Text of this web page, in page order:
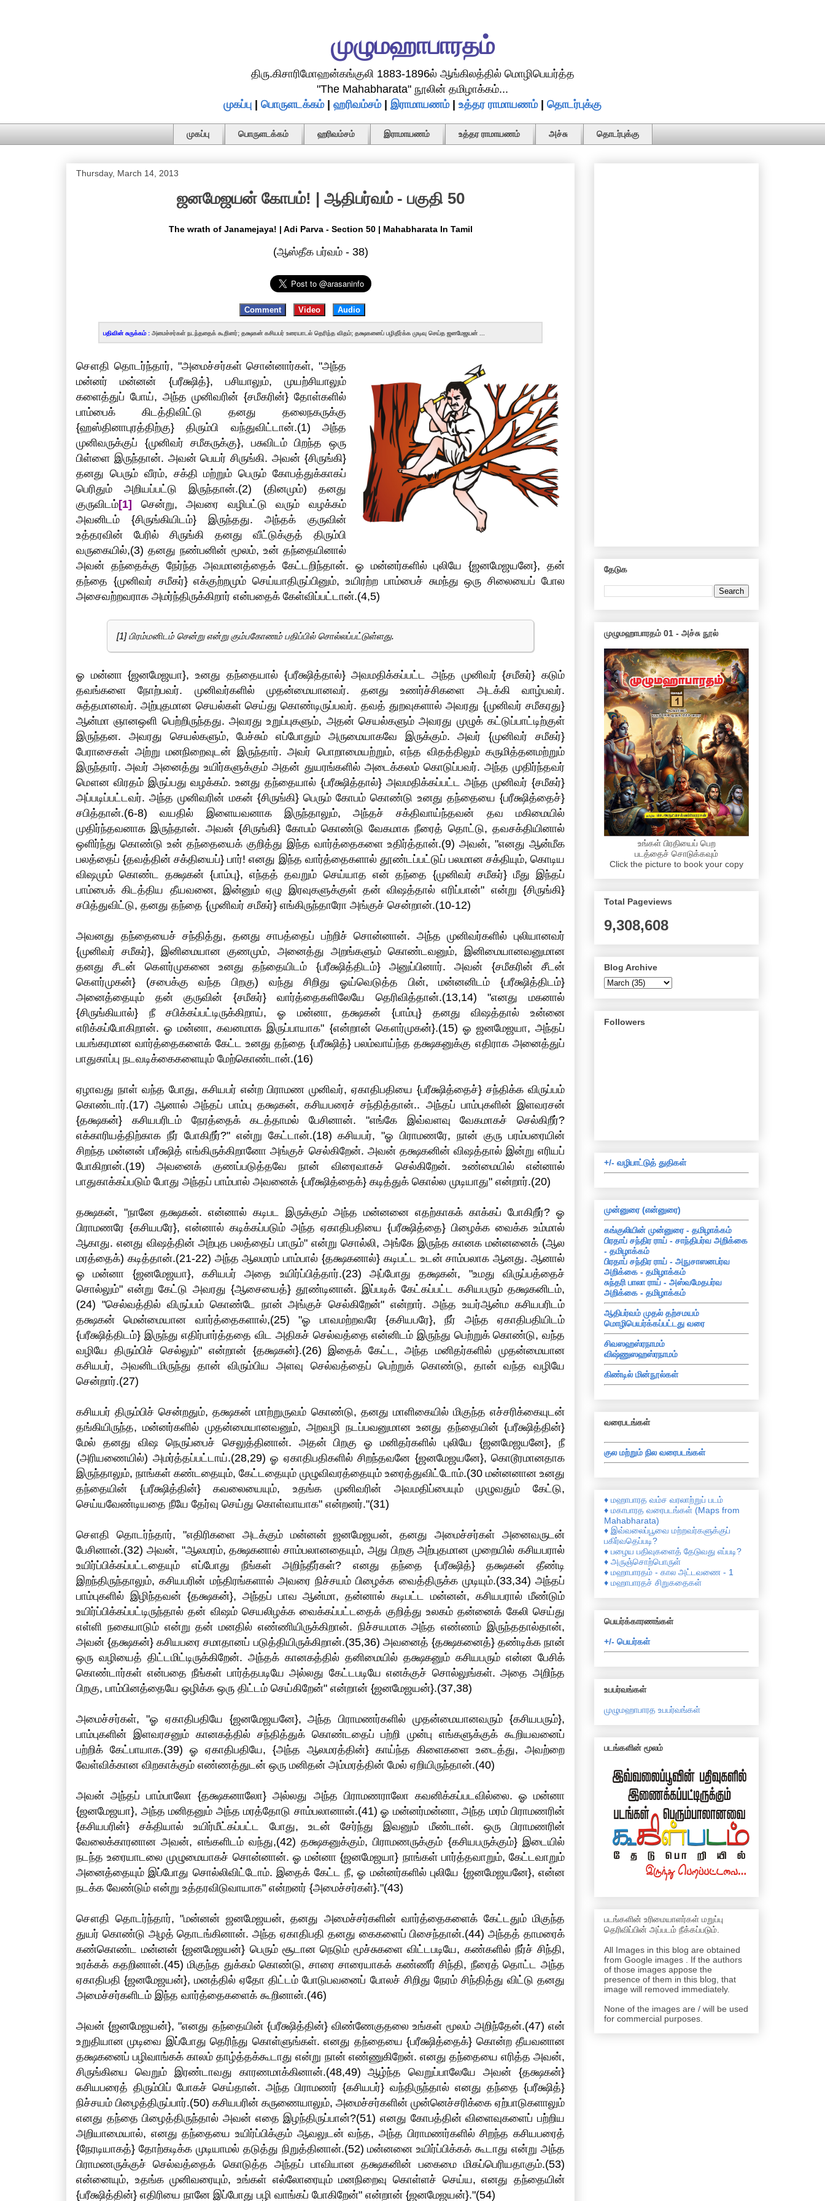
முழுமஹாபாரதம்
திரு.கிசாரிமோஹன்கங்குலி 1883-1896ல் ஆங்கிலத்தில் மொழிபெயர்த்த
"The Mahabharata" நூலின் தமிழாக்கம்...
முகப்பு
பொருளடக்கம்| ஹரிவம்சம்| இராமாயணம்| உத்தர ராமாயணம்| தொடர்புக்கு
முகப்பு பொருளடக்கம் ஹரிவம்சம் இராமாயணம் உத்தர ராமாயணம் அச்சு தொடர்புக்கு
Thursday, March 14, 2013
ஜனமேஜயன் கோபம்! | ஆதிபர்வம் - பகுதி 50
The wrath of Janamejaya! | Adi Parva - Section 50 | Mahabharata In Tamil
(ஆஸ்தீக பர்வம் - 38)
Comment Video Audio
பதிவின் சுருக்கம் : அமைச்சர்கள் நடந்ததைக் கூறினர்; தக்ஷகன் கசியபர் உரையாடல் தெரிந்த விதம்; தக்ஷகனைப் பழிதீர்க்க முடிவு செய்த ஜனமேஜயன் ...
சௌதி தொடர்ந்தார், "அமைச்சர்கள் சொன்னார்கள், "அந்த
மன்னர் மன்னன் {பரீக்ஷித்}, பசியாலும், முயற்சியாலும்
களைத்துப் போய், அந்த முனிவரின் {சமீகரின்} தோள்களில்
பாம்பைக் கிடத்திவிட்டு தனது தலைநகருக்கு
{ஹஸ்தினாபுரத்திற்கு} திரும்பி வந்துவிட்டான்.(1) அந்த
முனிவருக்குப் {முனிவர் சமீகருக்கு}, பசுவிடம் பிறந்த ஒரு
பிள்ளை இருந்தான். அவன் பெயர் சிருங்கி. அவன் {சிருங்கி}
தனது பெரும் வீரம், சக்தி மற்றும் பெரும் கோபத்துக்காகப்
பெரிதும் அறியப்பட்டு இருந்தான்.(2) (தினமும்) தனது
குருவிடம்[1]
சென்று, அவரை வழிபட்டு வரும் வழக்கம்
அவனிடம் {சிருங்கியிடம்} இருந்தது. அந்தக் குருவின்
உத்தரவின் பேரில் சிருங்கி தனது வீட்டுக்குத் திரும்பி
வருகையில்,(3) தனது நண்பனின் மூலம், உன் தந்தையினால்
அவன் தந்தைக்கு நேர்ந்த அவமானத்தைக் கேட்டறிந்தான். ஓ மன்னர்களில் புலியே {ஜனமேஜயனே}, தன்
தந்தை {முனிவர் சமீகர்} எக்குற்றமும் செய்யாதிருப்பினும், உயிரற்ற பாம்பைச் சுமந்து ஒரு சிலையைப் போல
அசைவற்றவராக அமர்ந்திருக்கிறார் என்பதைக் கேள்விப்பட்டான்.(4,5)
[1] பிரம்மனிடம் சென்று என்று கும்பகோணம் பதிப்பில் சொல்லப்பட்டுள்ளது.
ஓ மன்னா {ஜனமேஜயா}, உனது தந்தையால் {பரீக்ஷித்தால்} அவமதிக்கப்பட்ட அந்த முனிவர் {சமீகர்} கடும்
தவங்களை நோற்பவர். முனிவர்களில் முதன்மையானவர். தனது உணர்ச்சிகளை அடக்கி வாழ்பவர்.
சுத்தமானவர். அற்புதமான செயல்கள் செய்து கொண்டிருப்பவர். தவத் துறவுகளால் அவரது {முனிவர் சமீகரது}
ஆன்மா ஞானஒளி பெற்றிருந்தது. அவரது உறுப்புகளும், அதன் செயல்களும் அவரது முழுக் கட்டுப்பாட்டிற்குள்
இருந்தன. அவரது செயல்களும், பேச்சும் எப்போதும் அருமையாகவே இருக்கும். அவர் {முனிவர் சமீகர்}
பேராசைகள் அற்று மனநிறைவுடன் இருந்தார். அவர் பொறாமையற்றும், எந்த விதத்திலும் கருமித்தனமற்றும்
இருந்தார். அவர் அனைத்து உயிர்களுக்கும் அதன் துயரங்களில் அடைக்கலம் கொடுப்பவர். அந்த முதிர்ந்தவர்
மௌன விரதம் இருப்பது வழக்கம். உனது தந்தையால் {பரீக்ஷித்தால்} அவமதிக்கப்பட்ட அந்த முனிவர் {சமீகர்}
அப்படிப்பட்டவர். அந்த முனிவரின் மகன் {சிருங்கி} பெரும் கோபம் கொண்டு உனது தந்தையை {பரீக்ஷித்தைச்}
சபித்தான்.(6-8) வயதில் இளையவனாக இருந்தாலும், அந்தச் சக்திவாய்ந்தவன் தவ மகிமையில்
முதிர்ந்தவனாக இருந்தான். அவன் {சிருங்கி} கோபம் கொண்டு வேகமாக நீரைத் தொட்டு, தவசக்தியினால்
ஒளிர்ந்து கொண்டு உன் தந்தையைக் குறித்து இந்த வார்த்தைகளை உதிர்த்தான்.(9) அவன், "எனது ஆன்மீக
பலத்தைப் {தவத்தின் சக்தியைப்} பார்! எனது இந்த வார்த்தைகளால் தூண்டப்பட்டுப் பலமான சக்தியும், கொடிய
விஷமும் கொண்ட தக்ஷகன் {பாம்பு}, எந்தத் தவறும் செய்யாத என் தந்தை {முனிவர் சமீகர்} மீது இந்தப்
பாம்பைக் கிடத்திய தீயவனை, இன்னும் ஏழு இரவுகளுக்குள் தன் விஷத்தால் எரிப்பான்" என்று {சிருங்கி}
சபித்துவிட்டு, தனது தந்தை {முனிவர் சமீகர்} எங்கிருந்தாரோ அங்குச் சென்றான்.(10-12)
அவனது தந்தையைச் சந்தித்து, தனது சாபத்தைப் பற்றிச் சொன்னான். அந்த முனிவர்களில் புலியானவர்
{முனிவர் சமீகர்}, இனிமையான குணமும், அனைத்து அறங்களும் கொண்டவனும், இனிமையானவனுமான
தனது சீடன் கௌர்முகனை உனது தந்தையிடம் {பரீக்ஷித்திடம்} அனுப்பினார். அவன் {சமீகரின் சீடன்
கௌர்முகன்} (சபைக்கு வந்த பிறகு) வந்து சிறிது ஓய்வெடுத்த பின், மன்னனிடம் {பரீக்ஷித்திடம்}
அனைத்தையும் தன் குருவின் {சமீகர்} வார்த்தைகளிலேயே தெரிவித்தான்.(13,14) "எனது மகனால்
{சிருங்கியால்} நீ சபிக்கப்பட்டிருக்கிறாய், ஓ மன்னா, தக்ஷகன் {பாம்பு} தனது விஷத்தால் உன்னை
எரிக்கப்போகிறான். ஓ மன்னா, கவனமாக இருப்பாயாக" {என்றான் கௌர்முகன்}.(15) ஓ ஜனமேஜயா, அந்தப்
பயங்கரமான வார்த்தைகளைக் கேட்ட உனது தந்தை {பரீக்ஷித்} பலம்வாய்ந்த தக்ஷகனுக்கு எதிராக அனைத்துப்
பாதுகாப்பு நடவடிக்கைகளையும் மேற்கொண்டான்.(16)
ஏழாவது நாள் வந்த போது, கசியபர் என்ற பிராமண முனிவர், ஏகாதிபதியை {பரீக்ஷித்தைச்} சந்திக்க விருப்பம்
கொண்டார்.(17) ஆனால் அந்தப் பாம்பு தக்ஷகன், கசியபரைச் சந்தித்தான்.. அந்தப் பாம்புகளின் இளவரசன்
{தக்ஷகன்} கசியபரிடம் நேரத்தைக் கடத்தாமல் பேசினான். "எங்கே இவ்வளவு வேகமாகச் செல்கிறீர்?
எக்காரியத்திற்காக நீர் போகிறீர்?" என்று கேட்டான்.(18) கசியபர், "ஓ பிராமணரே, நான் குரு பரம்பரையின்
சிறந்த மன்னன் பரீக்ஷித் எங்கிருக்கிறானோ அங்குச் செல்கிறேன். அவன் தக்ஷகனின் விஷத்தால் இன்று எரியப்
போகிறான்.(19) அவனைக் குணப்படுத்தவே நான் விரைவாகச் செல்கிறேன். உண்மையில் என்னால்
பாதுகாக்கப்படும் போது அந்தப் பாம்பால் அவனைக் {பரீக்ஷித்தைக்} கடித்துக் கொல்ல முடியாது" என்றார்.(20)
தக்ஷகன், "நானே தக்ஷகன். என்னால் கடிபட இருக்கும் அந்த மன்னனை எதற்காகக் காக்கப் போகிறீர்? ஓ
பிராமணரே {கசியபரே}, என்னால் கடிக்கப்படும் அந்த ஏகாதிபதியை {பரீக்ஷித்தை} பிழைக்க வைக்க உம்மால்
ஆகாது. எனது விஷத்தின் அற்புத பலத்தைப் பாரும்" என்று சொல்லி, அங்கே இருந்த கானக மன்னனைக் (ஆல
மரத்தைக்) கடித்தான்.(21-22) அந்த ஆலமரம் பாம்பால் {தக்ஷகனால்} கடிபட்ட உடன் சாம்பலாக ஆனது. ஆனால்
ஓ மன்னா {ஜனமேஜயா}, கசியபர் அதை உயிர்ப்பித்தார்.(23) அப்போது தக்ஷகன், "உமது விருப்பத்தைச்
சொல்லும்" என்று கேட்டு அவரது {ஆசையைத்} தூண்டினான். இப்படிக் கேட்கப்பட்ட கசியபரும் தக்ஷகனிடம்,
(24) "செல்வத்தில் விருப்பம் கொண்டே நான் அங்குச் செல்கிறேன்" என்றார். அந்த உயர்ஆன்ம கசியபரிடம்
தக்ஷகன் மென்மையான வார்த்தைகளால்,(25) "ஓ பாவமற்றவரே {கசியபரே}, நீர் அந்த ஏகாதிபதியிடம்
{பரீக்ஷித்திடம்} இருந்து எதிர்பார்த்ததை விட அதிகச் செல்வத்தை என்னிடம் இருந்து பெற்றுக் கொண்டு, வந்த
வழியே திரும்பிச் செல்லும்" என்றான் {தக்ஷகன்}.(26) இதைக் கேட்ட, அந்த மனிதர்களில் முதன்மையான
கசியபர், அவனிடமிருந்து தான் விரும்பிய அளவு செல்வத்தைப் பெற்றுக் கொண்டு, தான் வந்த வழியே
சென்றார்.(27)
கசியபர் திரும்பிச் சென்றதும், தக்ஷகன் மாற்றுருவம் கொண்டு, தனது மாளிகையில் மிகுந்த எச்சரிக்கையுடன்
தங்கியிருந்த, மன்னர்களில் முதன்மையானவனும், அறவழி நடப்பவனுமான உனது தந்தையின் {பரீக்ஷித்தின்}
மேல் தனது விஷ நெருப்பைச் செலுத்தினான். அதன் பிறகு ஓ மனிதர்களில் புலியே {ஜனமேஜயனே}, நீ
(அரியணையில்) அமர்த்தப்பட்டாய்.(28,29) ஓ ஏகாதிபதிகளில் சிறந்தவனே {ஜனமேஜயனே}, கொடூரமானதாக
இருந்தாலும், நாங்கள் கண்டதையும், கேட்டதையும் முழுவிவரத்தையும் உரைத்துவிட்டோம்.(30 மன்னனான உனது
தந்தையின் {பரீக்ஷித்தின்} கவலையையும், உதங்க முனிவரின் அவமதிப்பையும் முழுவதும் கேட்டு,
செய்யவேண்டியதை நீயே தேர்வு செய்து கொள்வாயாக" என்றனர்."(31)
சௌதி தொடர்ந்தார், "எதிரிகளை அடக்கும் மன்னன் ஜனமேஜயன், தனது அமைச்சர்கள் அனைவருடன்
பேசினான்.(32) அவன், "ஆலமரம், தக்ஷகனால் சாம்பலானதையும், அது பிறகு அற்புதமான முறையில் கசியபரால்
உயிர்ப்பிக்கப்பட்டதையும் எப்போது நீங்கள் அறிந்தீர்கள்? எனது தந்தை {பரீக்ஷித்} தக்ஷகன் தீண்டி
இறந்திருந்தாலும், கசியபரின் மந்திரங்களால் அவரை நிச்சயம் பிழைக்க வைத்திருக்க முடியும்.(33,34) அந்தப்
பாம்புகளில் இழிந்தவன் {தக்ஷகன்}, அந்தப் பாவ ஆன்மா, தன்னால் கடிபட்ட மன்னன், கசியபரால் மீண்டும்
உயிர்ப்பிக்கப்பட்டிருந்தால் தன் விஷம் செயலிழக்க வைக்கப்பட்டதைக் குறித்து உலகம் தன்னைக் கேலி செய்து
எள்ளி நகையாடும் என்று தன் மனதில் எண்ணியிருக்கிறான். நிச்சயமாக அந்த எண்ணம் இருந்ததால்தான்,
அவன் {தக்ஷகன்} கசியபரை சமாதானப் படுத்தியிருக்கிறான்.(35,36) அவனைத் {தக்ஷகனைத்} தண்டிக்க நான்
ஒரு வழியைத் திட்டமிட்டிருக்கிறேன். அந்தக் கானகத்தில் தனிமையில் தக்ஷகனும் கசியபரும் என்ன பேசிக்
கொண்டார்கள் என்பதை நீங்கள் பார்த்தபடியே அல்லது கேட்டபடியே எனக்குச் சொல்லுங்கள். அதை அறிந்த
பிறகு, பாம்பினத்தையே ஒழிக்க ஒரு திட்டம் செய்கிறேன்" என்றான் {ஜனமேஜயன்}.(37,38)
அமைச்சர்கள், "ஓ ஏகாதிபதியே {ஜனமேஜயனே}, அந்த பிராமணர்களில் முதன்மையானவரும் {கசியபரும்},
பாம்புகளின் இளவரசனும் கானகத்தில் சந்தித்துக் கொண்டதைப் பற்றி முன்பு எங்களுக்குக் கூறியவனைப்
பற்றிக் கேட்பாயாக.(39) ஓ ஏகாதிபதியே, {அந்த ஆலமரத்தின்} காய்ந்த கிளைகளை உடைத்து, அவற்றை
வேள்விக்கான விறகாக்கும் எண்ணத்துடன் ஒரு மனிதன் அம்மரத்தின் மேல் ஏறியிருந்தான்.(40)
அவன் அந்தப் பாம்பாலோ {தக்ஷகனாலோ} அல்லது அந்த பிராமணராலோ கவனிக்கப்படவில்லை. ஓ மன்னா
{ஜனமேஜயா}, அந்த மனிதனும் அந்த மரத்தோடு சாம்பலானான்.(41) ஓ மன்னர்மன்னா, அந்த மரம் பிராமணரின்
{கசியபரின்} சக்தியால் உயிர்மீட்கப்பட்ட போது, உடன் சேர்ந்து இவனும் மீண்டான். ஒரு பிராமணரின்
வேலைக்காரனான அவன், எங்களிடம் வந்து,(42) தக்ஷகனுக்கும், பிராமணருக்கும் {கசியபருக்கும்} இடையில்
நடந்த உரையாடலை முழுமையாகச் சொன்னான். ஓ மன்னா {ஜனமேஜயா} நாங்கள் பார்த்தவாறும், கேட்டவாறும்
அனைத்தையும் இப்போது சொல்லிவிட்டோம். இதைக் கேட்ட நீ, ஓ மன்னர்களில் புலியே {ஜனமேஜயனே}, என்ன
நடக்க வேண்டும் என்று உத்தரவிடுவாயாக" என்றனர் {அமைச்சர்கள்}."(43)
சௌதி தொடர்ந்தார், "மன்னன் ஜனமேஜயன், தனது அமைச்சர்களின் வார்த்தைகளைக் கேட்டதும் மிகுந்த
துயர் கொண்டு அழத் தொடங்கினான். அந்த ஏகாதிபதி தனது கைகளைப் பிசைந்தான்.(44) அந்தத் தாமரைக்
கண்கொண்ட மன்னன் {ஜனமேஜயன்} பெரும் சூடான நெடும் மூச்சுகளை விட்டபடியே, கண்களில் நீர்ச் சிந்தி,
உரக்கக் கதறினான்.(45) மிகுந்த துக்கம் கொண்டு, சாரை சாரையாகக் கண்ணீர் சிந்தி, நீரைத் தொட்ட அந்த
ஏகாதிபதி {ஜனமேஜயன்}, மனத்தில் ஏதோ திட்டம் போடுபவனைப் போலச் சிறிது நேரம் சிந்தித்து விட்டு தனது
அமைச்சர்களிடம் இந்த வார்த்தைகளைக் கூறினான்.(46)
அவன் {ஜனமேஜயன்}, "எனது தந்தையின் {பரீக்ஷித்தின்} விண்ணேகுதலை உங்கள் மூலம் அறிந்தேன்.(47) என்
உறுதியான முடிவை இப்போது தெரிந்து கொள்ளுங்கள். எனது தந்தையை {பரீக்ஷித்தைக்} கொன்ற தீயவனான
தக்ஷகனைப் பழிவாங்கக் காலம் தாழ்த்தக்கூடாது என்று நான் எண்ணுகிறேன். எனது தந்தையை எரித்த அவன்,
சிருங்கியை வெறும் இரண்டாவது காரணமாக்கினான்.(48,49) ஆழ்ந்த வெறுப்பாலேயே அவன் {தக்ஷகன்}
கசியபரைத் திரும்பிப் போகச் செய்தான். அந்த பிராமணர் {கசியபர்} வந்திருந்தால் எனது தந்தை {பரீக்ஷித்}
நிச்சயம் பிழைத்திருப்பார்.(50) கசியபரின் கருணையாலும், அமைச்சர்களின் முன்னெச்சரிக்கை ஏற்பாடுகளாலும்
எனது தந்தை பிழைத்திருந்தால் அவன் எதை இழந்திருப்பான்?(51) எனது கோபத்தின் விளைவுகளைப் பற்றிய
அறியாமையால், எனது தந்தையை உயிர்ப்பிக்கும் ஆவலுடன் வந்த, அந்த பிராமணர்களில் சிறந்த கசியபரைத்
{நேரடியாகத்} தோற்கடிக்க முடியாமல் தடுத்து நிறுத்தினான்.(52) மன்னனை உயிர்ப்பிக்கக் கூடாது என்று அந்த
பிராமணருக்குச் செல்வத்தைக் கொடுத்த அந்தப் பாவியான தக்ஷகனின் பகைமை மிகப்பெரியதாகும்.(53)
என்னையும், உதங்க முனிவரையும், உங்கள் எல்லோரையும் மனநிறைவு கொள்ளச் செய்ய, எனது தந்தையின்
{பரீக்ஷித்தின்} எதிரியை நானே இப்போது பழி வாங்கப் போகிறேன்" என்றான் {ஜனமேஜயன்}."(54)
தேடுக
முழுமஹாபாரதம் 01 - அச்சு நூல்
உங்கள் பிரதியைப் பெற
படத்தைச் சொடுக்கவும்
Click the picture to book your copy
Total Pageviews
9,308,608
Blog Archive
Followers
+/- வழிபாட்டுத் துதிகள்
முன்னுரை (என்னுரை)
கங்குலியின் முன்னுரை - தமிழாக்கம்
பிரதாப் சந்திர ராய் - சாந்திபர்வ அறிக்கை
- தமிழாக்கம்
பிரதாப் சந்திர ராய் - அநுசாஸனபர்வ
அறிக்கை - தமிழாக்கம்
சுந்தரி பாலா ராய் - அஸ்வமேதபர்வ
அறிக்கை - தமிழாக்கம்
ஆதிபர்வம் முதல் தற்சமயம்
மொழிபெயர்க்கப்பட்டது வரை
சிவஸஹஸ்ரநாமம்
விஷ்ணுஸஹஸ்ரநாமம்
கிண்டில் மின்நூல்கள்
வரைபடங்கள்
குல மற்றும் நில வரைபடங்கள்
♦ மஹாபாரத வம்ச வரலாற்றுப் படம்
♦ மகாபாரத வரைபடங்கள் (Maps from
Mahabharata)
♦ இவ்வலைப்பூவை மற்றவர்களுக்குப்
பகிர்வதெப்படி?
♦ பழைய பதிவுகளைத் தேடுவது எப்படி?
♦ அருஞ்சொற்பொருள்
♦ மஹாபாரதம் - கால அட்டவணை - 1
♦ மஹாபாரதச் சிறுகதைகள்
பெயர்க்காரணங்கள்
+/- பெயர்கள்
உபபர்வங்கள்
முழுமஹாபாரத உபபர்வங்கள்
படங்களின் மூலம்
படங்களின் உரிமையாளர்கள் மறுப்பு
தெரிவிப்பின் அப்படம் நீக்கப்படும்.
All Images in this blog are obtained
from Google images . If the authors
of those images appose the
presence of them in this blog, that
image will removed immediately.
None of the images are / will be used
for commercial purposes.